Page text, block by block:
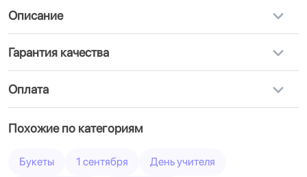
Описание
Гарантия качества
Оплата
Похожие по категориям
Букеты 1 сентября День учителя